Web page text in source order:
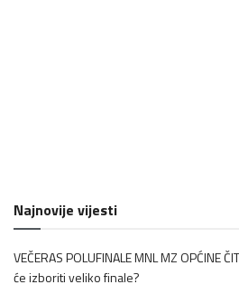
Najnovije vijesti
VEČERAS POLUFINALE MNL MZ OPĆINE
će izboriti veliko finale?